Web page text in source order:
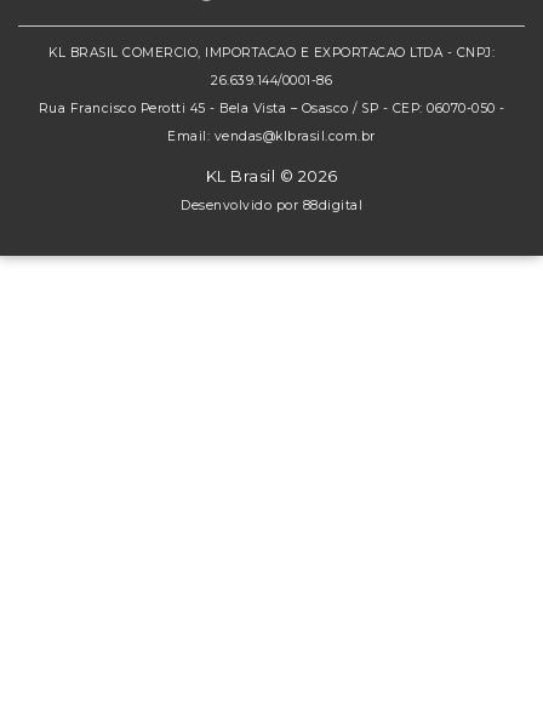
KL BRASIL COMERCIO, IMPORTACAO E EXPORTACAO LTDA - CNPJ:
26.639.144/0001-86
Rua Francisco Perotti 45 - Bela Vista – Osasco / SP - CEP: 06070-050 -
Email: vendas@klbrasil.com.br
KL Brasil © 2026
Desenvolvido por 88digital